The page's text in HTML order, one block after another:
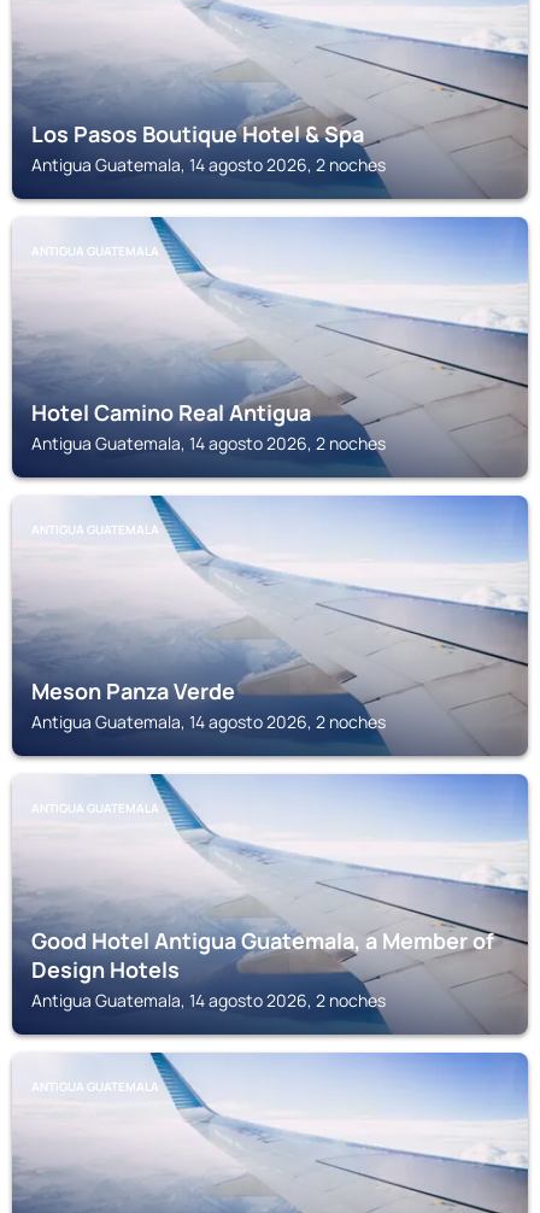
Los Pasos Boutique Hotel & Spa
Antigua Guatemala, 14 agosto 2026, 2 noches
ANTIGUA GUATEMALA
Hotel Camino Real Antigua
Antigua Guatemala, 14 agosto 2026, 2 noches
ANTIGUA GUATEMALA
Meson Panza Verde
Antigua Guatemala, 14 agosto 2026, 2 noches
ANTIGUA GUATEMALA
Good Hotel Antigua Guatemala, a Member of
Design Hotels
Antigua Guatemala, 14 agosto 2026, 2 noches
ANTIGUA GUATEMALA